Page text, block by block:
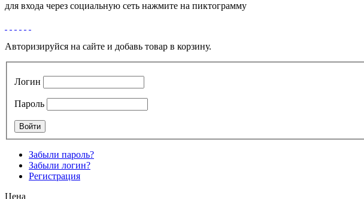
для входа через социальную сеть нажмите на пиктограмму
Авторизируйся на сайте и добавь товар в корзину.
Логин
Пароль
Забыли пароль?
Забыли логин?
Регистрация
Цена